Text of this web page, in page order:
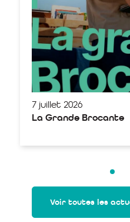
7 juillet 2026
La Grande Brocante
Voir toutes les